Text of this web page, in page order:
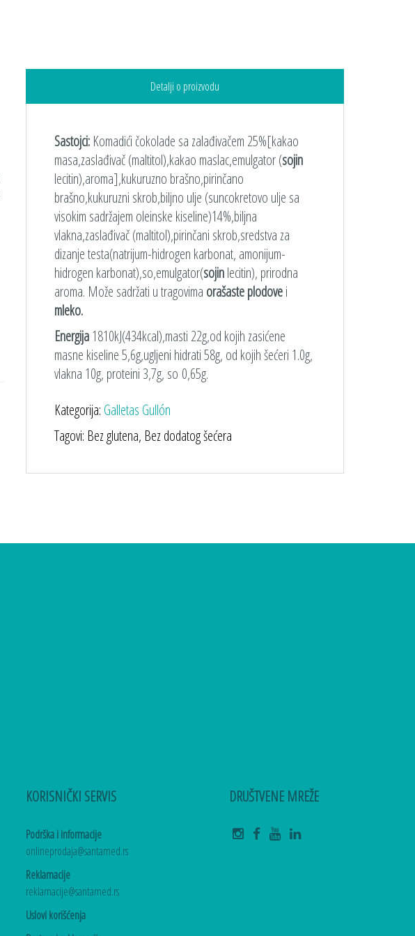
Detalji o proizvodu
Sastojci:Komadići čokolade sa zalađivačem 25%[kakao
masa,zaslađivač (maltitol),kakao maslac,emulgator (sojin
lecitin),aroma],kukuruzno brašno,pirinčano
brašno,kukuruzni skrob,biljno ulje (suncokretovo ulje sa
visokim sadržajem oleinske kiseline)14%,biljna
vlakna,zaslađivač (maltitol),pirinčani skrob,sredstva za
dizanje testa(natrijum-hidrogen karbonat, amonijum-
hidrogen karbonat),so,emulgator(sojinlecitin), prirodna
aroma. Može sadržati u tragovima orašaste plodovei
mleko.
Energija1810kJ(434kcal),masti 22g,od kojih zasićene
masne kiseline 5,6g,ugljeni hidrati 58g, od kojih šećeri 1.0g,
vlakna 10g, proteini 3,7g, so 0,65g.
Kategorija: Galletas Gullón
Tagovi: Bez glutena, Bez dodatog šećera
KORISNIČKI SERVIS
Podrška i informacije
onlineprodaja@santamed.rs
Reklamacije
reklamacije@santamed.rs
Uslovi korišćenja
DRUŠTVENE MREŽE